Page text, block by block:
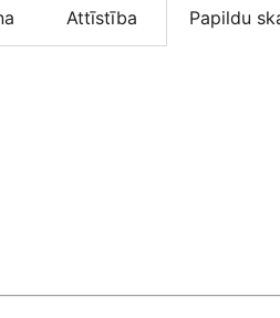
Attīstība Papildu